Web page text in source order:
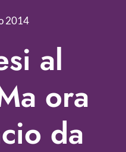
2014
al
ora
da